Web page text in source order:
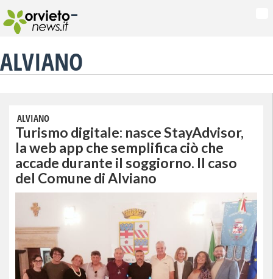
-
ALVIANO
ALVIANO
Turismo digitale: nasce StayAdvisor,
la web app che semplifica ciò che
accade durante il soggiorno. Il caso
del Comune di Alviano